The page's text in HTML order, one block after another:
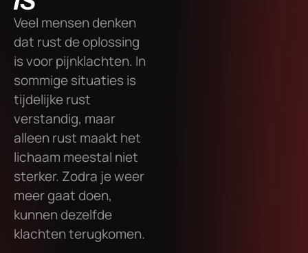
Veel mensen denken
dat rust de oplossing
is voor pijnklachten. In
sommige situaties is
tijdelijke rust
verstandig, maar
alleen rust maakt het
lichaam meestal niet
sterker. Zodra je weer
meer gaat doen,
kunnen dezelfde
klachten terugkomen.